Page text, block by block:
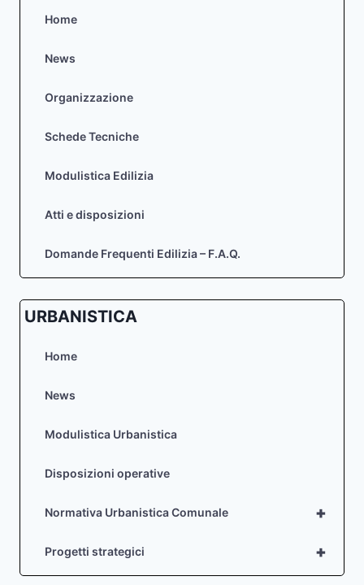
Home
News
Organizzazione
Schede Tecniche
Modulistica Edilizia
Atti e disposizioni
Domande Frequenti Edilizia – F.A.Q.
URBANISTICA
Home
News
Modulistica Urbanistica
Disposizioni operative
+
Normativa Urbanistica Comunale
+
Progetti strategici